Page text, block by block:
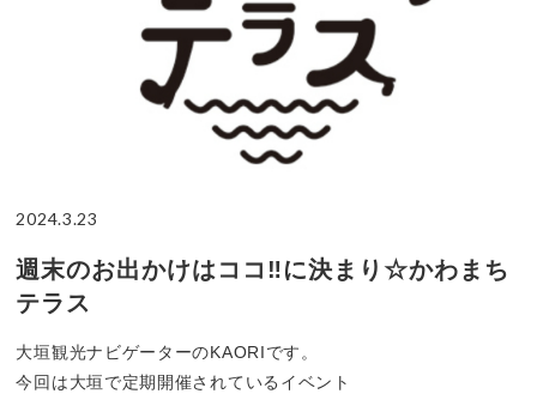
2024.3.23
週末のお出かけはココ‼に決まり☆かわまち
テラス
大垣観光ナビゲーターのKAORIです。
今回は大垣で定期開催されているイベント